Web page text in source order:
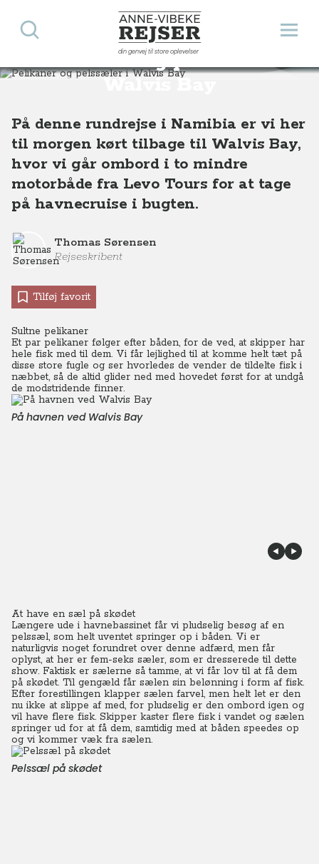
Anne-Vibeke Rejser
din genvej til store oplevelser
Åbn
Søg
Pelikaner og pelssæler i
Walvis Bay
Destinationer Afrika Namibia Pelikaner og pelssæler i Walvis Bay
På denne rundrejse i Namibia er vi her
til morgen kørt tilbage til Walvis Bay,
hvor vi går ombord i to mindre
motorbåde fra Levo Tours for at tage
på havnecruise i bugten.
Thomas Sørensen
Rejseskribent
Tilføj favorit
Sultne pelikaner
Et par pelikaner følger efter båden, for de ved, at skipper har
hele fisk med til dem. Vi får lejlighed til at komme helt tæt på
disse store fugle og ser hvorledes de vender de tildelte fisk i
næbbet, så de altid glider ned med hovedet først for at undgå
de modstridende finner.
På havnen ved Walvis Bay
At have en sæl på skødet
Længere ude i havnebassinet får vi pludselig besøg af en
pelssæl, som helt uventet springer op i båden. Vi er
naturligvis noget forundret over denne adfærd, men får
oplyst, at her er fem-seks sæler, som er dresserede til dette
show. Faktisk er sælerne så tamme, at vi får lov til at få dem
på skødet. Til gengæld får sælen sin belønning i form af fisk.
Efter forestillingen klapper sælen farvel, men helt let er den
nu ikke at slippe af med, for pludselig er den ombord igen og
vil have flere fisk. Skipper kaster flere fisk i vandet og sælen
springer ud for at få dem, samtidig med at båden speedes op
og vi kommer væk fra sælen.
Pelssæl på skødet